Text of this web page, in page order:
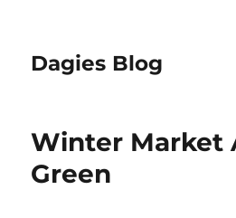
Dagies Blog
Winter Market
Green